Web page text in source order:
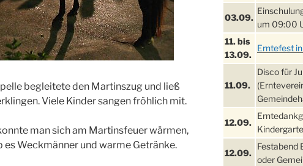
begleitete den Martinszug und ließ
Viele Kinder sangen fröhlich mit.
man sich am Martinsfeuer wärmen,
es Weckmänner und warme Getränke.
03.09.
um 09:00
11. bis
13.09.
Erntefest
11.09.
Disco für
12.09.
12.09.
Festabend
oder